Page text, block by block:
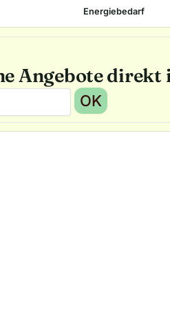
Energiebedarf
Angebote
OK